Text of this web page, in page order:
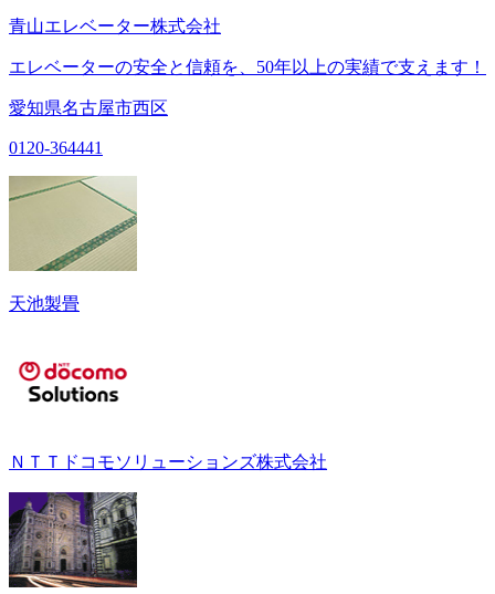
青山エレベーター株式会社
エレベーターの安全と信頼を、50年以上の実績で支えます！
愛知県名古屋市西区
0120-364441
天池製畳
ＮＴＴドコモソリューションズ株式会社